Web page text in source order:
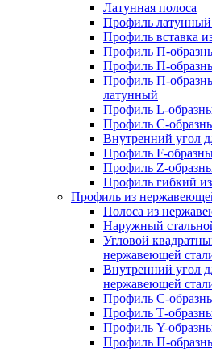
Латунная полоса
Профиль
Профиль вставка
Профиль П-
Профиль П-
Профиль П-
латунный
Профиль L-
Профиль C-
Внутренний угол
Профиль F-
Профиль Z-
Профиль гибкий
Профиль из
Полоса из
Наружный
Угловой
нержавеющей
Внутренний угол
нержавеющей
Профиль C-
Профиль Т-
Профиль Y-
Профиль П-